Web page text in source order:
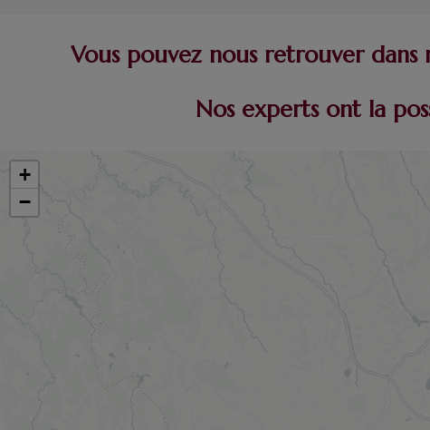
Vous pouvez nous retrouver dans
Nos experts ont la
+
−